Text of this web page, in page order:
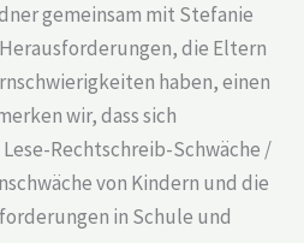
gemeinsam mit Stefanie
die Eltern
haben, einen
wir, dass sich
Rechtschreib-Schwäche /
von Kindern und die
in Schule und